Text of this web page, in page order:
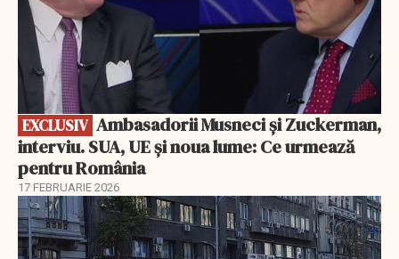
EXCLUSIV
interviu. SUA, UE și noua lume: Ce urmează
pentru România
17 FEBRUARIE 2026